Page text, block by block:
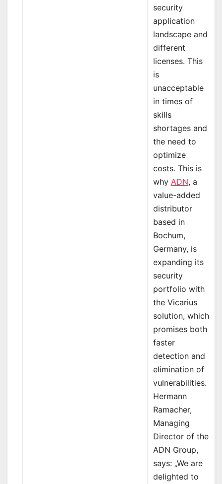
security
application
landscape and
different
licenses. This
is
unacceptable
in times of
skills
shortages and
the need to
optimize
costs. This is
whyADN, a
value-added
distributor
based in
Bochum,
Germany, is
expanding its
security
portfolio with
the Vicarius
solution, which
promises both
faster
detection and
elimination of
vulnerabilities.
Hermann
Ramacher,
Managing
Director of the
ADN Group,
says: „We are
delighted to